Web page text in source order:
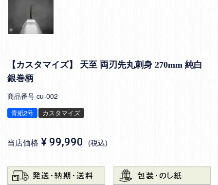
【カスタマイズ】 天至 両刃先丸刺身 270mm 純白
銀巻柄
商品番号 cu-002
青紙2号 カスタマイズ
当店価格 ¥ 99,990 税込